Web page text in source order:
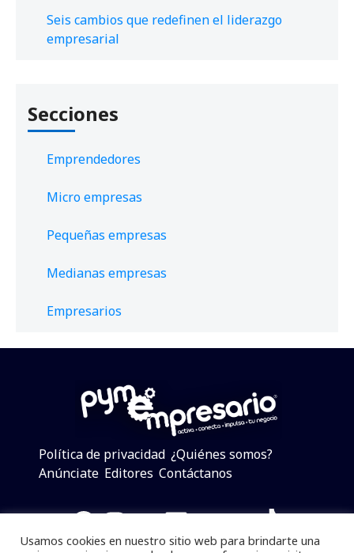
Seis cambios que redefinen el liderazgo
empresarial
Secciones
Emprendedores
Micro empresas
Pequeñas empresas
Medianas empresas
Empresarios
Política de privacidad ¿Quiénes somos?
Anúnciate Editores Contáctanos
Facebook
Instagram
Twitter
LinkedIn
Telegram
YouTube
TikTok
Usamos cookies en nuestro sitio web para brindarte una